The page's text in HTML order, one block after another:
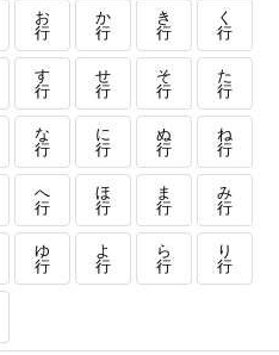
お
行
か
行
き
行
く
行
す
行
せ
行
そ
行
た
行
な
行
に
行
ぬ
行
ね
行
へ
行
ほ
行
ま
行
み
行
ゆ
行
よ
行
ら
行
り
行